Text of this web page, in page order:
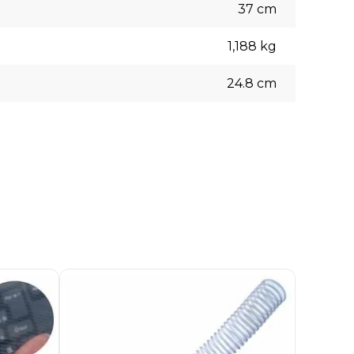
37 cm
1,188 kg
24.8 cm